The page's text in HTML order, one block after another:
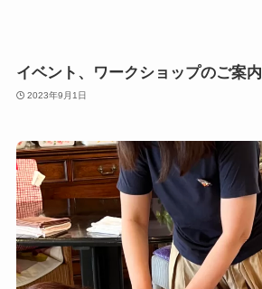
イベント、ワークショップのご案内
2023年9月1日